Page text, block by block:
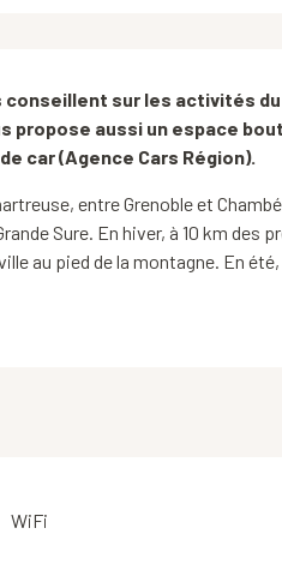
conseillent sur les activités
propose aussi un espace
car (Agence Cars Région).
entre Grenoble et
Sure. En hiver, à 10 km des
au pied de la montagne. En été,
WiFi